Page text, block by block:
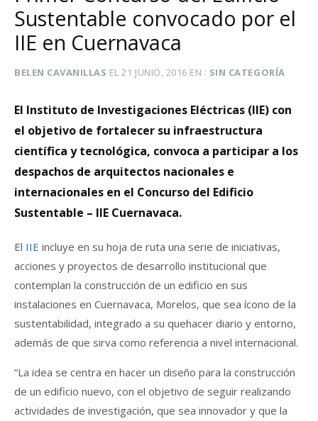
Sustentable convocado por el
IIE en Cuernavaca
BELEN CAVANILLAS EL21 JUNIO, 2016 EN SIN CATEGORÍA
El Instituto de Investigaciones Eléctricas (IIE) con
el objetivo de fortalecer su infraestructura
científica y tecnológica, convoca a participar a los
despachos de arquitectos nacionales e
internacionales en el Concurso del Edificio
Sustentable – IIE Cuernavaca.
El IIE incluye en su hoja de ruta una serie de iniciativas,
acciones y proyectos de desarrollo institucional que
contemplan la construcción de un edificio en sus
instalaciones en Cuernavaca, Morelos, que sea ícono de la
sustentabilidad, integrado a su quehacer diario y entorno,
además de que sirva como referencia a nivel internacional.
“La idea se centra en hacer un diseño para la construcción
de un edificio nuevo, con el objetivo de seguir realizando
actividades de investigación, que sea innovador y que la